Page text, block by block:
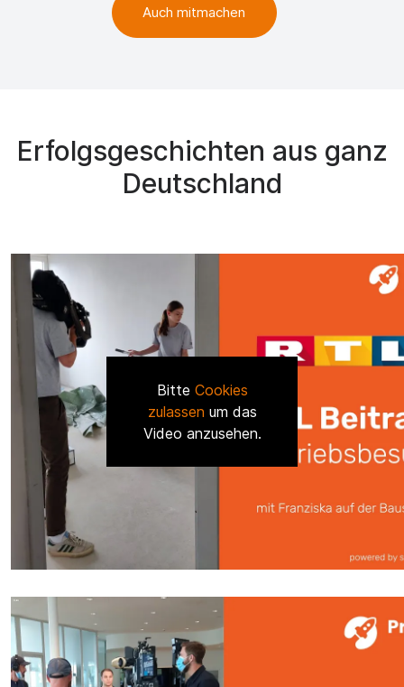
Auch mitmachen
Erfolgsgeschichten aus ganz
Deutschland
Bitte Cookies
zulassen um das
Video anzusehen.